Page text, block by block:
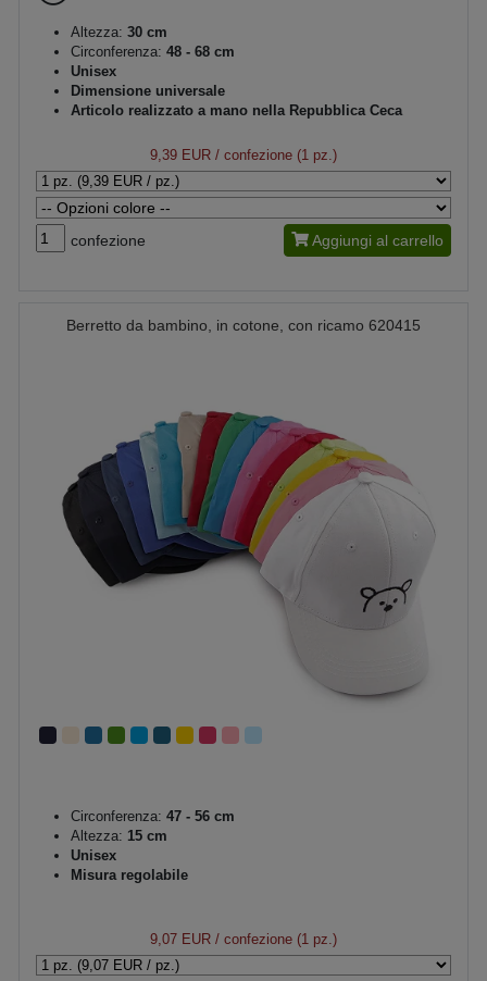
Altezza: 30 cm
Circonferenza: 48 - 68 cm
Unisex
Dimensione universale
Articolo realizzato a mano nella Repubblica Ceca
9,39 EUR / confezione (1 pz.)
confezione Aggiungi al carrello
Berretto da bambino, in cotone, con ricamo 620415
Circonferenza: 47 - 56 cm
Altezza: 15 cm
Unisex
Misura regolabile
9,07 EUR / confezione (1 pz.)